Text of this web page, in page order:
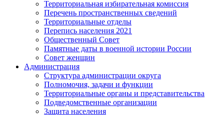
Территориальная избирательная комиссия
Перечень пространственных сведений
Территориальные отделы
Перепись населения 2021
Общественный Совет
Памятные даты в военной истории России
Совет женщин
Администрация
Структура администрации округа
Полномочия, задачи и функции
Территориальные органы и представительства
Подведомственные организации
Защита населения